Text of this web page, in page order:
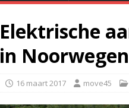
Elektrische
in Noorwegen
16 maart 2017 move45